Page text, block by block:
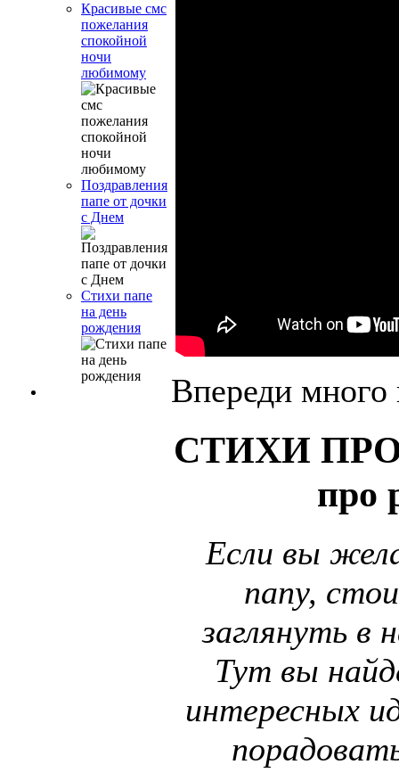
Красивые смс
пожелания
спокойной
ночи
любимому
Поздравления
папе от дочки
с Днем
Стихи папе
на день
рождения
Впереди много
СТИХИ
про
Если вы
папу,
заглянуть в
Тут вы
интересных